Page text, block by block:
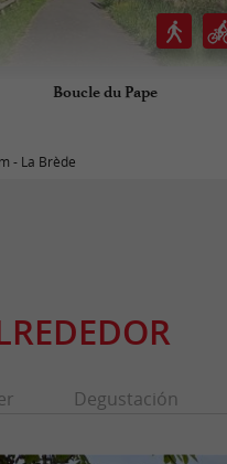
Boucle du Pape
- La Brède
Degustación